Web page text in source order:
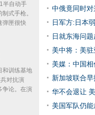
半自动手
式手枪。
弹匣很快
和训练基地
对抗演
争论。在演
中俄竟同时
日军方:日本
日就东海问
美中将：美
美媒：中国
新加坡联合
华不会退让
美国军队仍